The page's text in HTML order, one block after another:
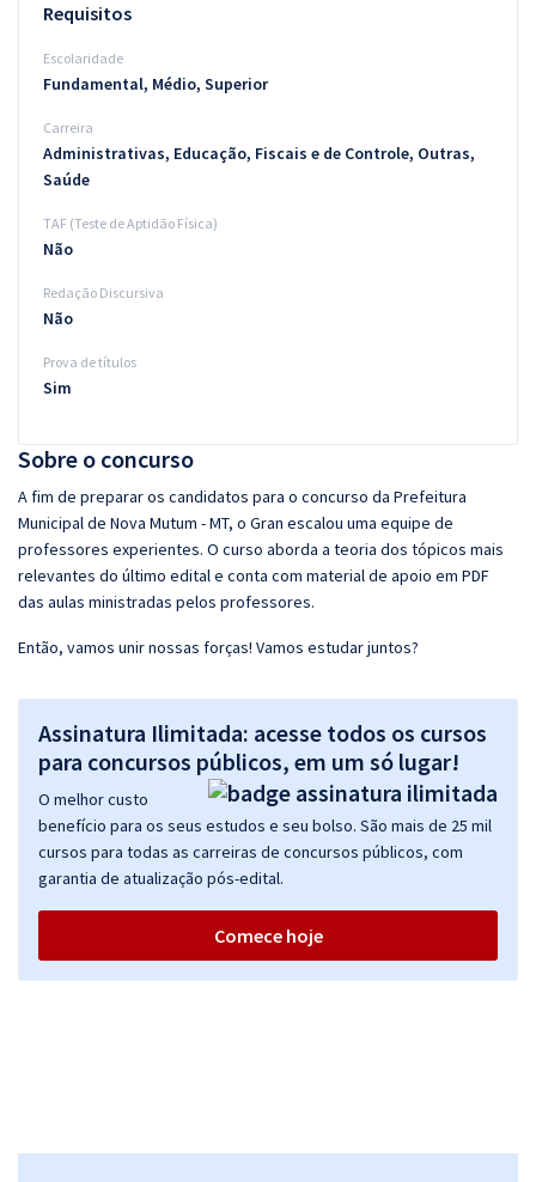
Sobre o concurso
A fim de preparar os candidatos para o concurso da Prefeitura
Municipal de Nova Mutum - MT, o Gran escalou uma equipe de
professores experientes. O curso aborda a teoria dos tópicos mais
relevantes do último edital e conta com material de apoio em PDF
das aulas ministradas pelos professores.
Então, vamos unir nossas forças! Vamos estudar juntos?
Assinatura Ilimitada: acesse todos os cursos
para concursos públicos, em um só lugar!
O melhor custo
benefício para os seus estudos e seu bolso. São mais de 25 mil
cursos para todas as carreiras de concursos públicos, com
garantia de atualização pós-edital.
Comece hoje
Requisitos
Escolaridade
Fundamental, Médio, Superior
Carreira
Administrativas, Educação, Fiscais e de Controle, Outras,
Saúde
TAF (Teste de Aptidão Física)
Não
Redação Discursiva
Não
Prova de títulos
Sim